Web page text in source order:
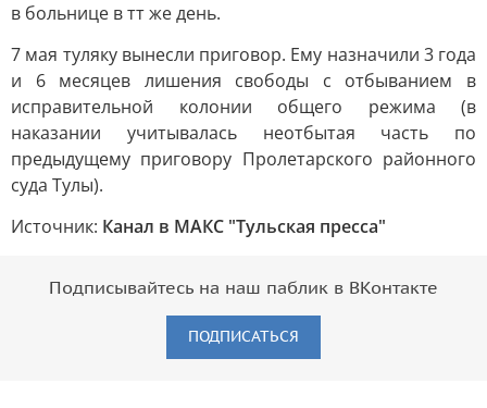
в больнице в тт же день.
7 мая туляку вынесли приговор. Ему назначили 3 года
и 6 месяцев лишения свободы с отбыванием в
исправительной колонии общего режима (в
наказании учитывалась неотбытая часть по
предыдущему приговору Пролетарского районного
суда Тулы).
Источник: Канал в МАКС "Тульская пресса"
Подписывайтесь на наш паблик в ВКонтакте
ПОДПИСАТЬСЯ